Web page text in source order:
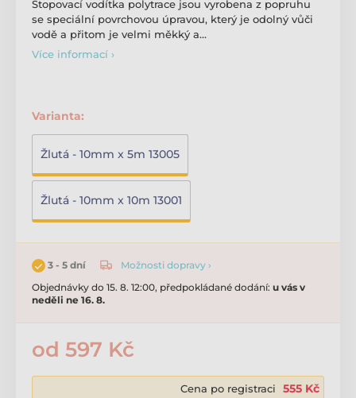
Stopovací vodítka polytrace jsou vyrobena z popruhu
se speciální povrchovou úpravou, který je odolný vůči
vodě a přitom je velmi měkký a…
Více informací ›
Varianta:
Žlutá - 10mm x 5m 13005
Žlutá - 10mm x 10m 13001
3 - 5 dní
Možnosti dopravy ›
Objednávky do 15. 8. 12:00, předpokládané dodání: u vás v
neděli ne 16. 8.
od 597 Kč
Cena po registraci 555 Kč